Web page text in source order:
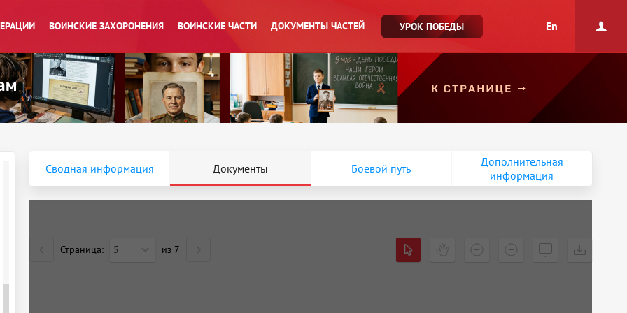
ВОИНСКИЕ ЗАХОРОНЕНИЯ ВОИНСКИЕ ЧАСТИ ДОКУМЕНТЫ ЧАСТЕЙ УРОК ПОБЕДЫ En
Сводная информация Документы Боевой путь
Дополнительная
информация
Страница: 5 из 7